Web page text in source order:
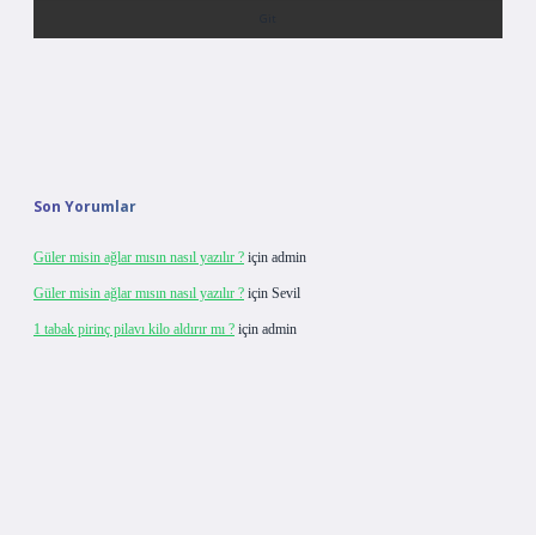
Son Yorumlar
Güler misin ağlar mısın nasıl yazılır ? için admin
Güler misin ağlar mısın nasıl yazılır ? için Sevil
1 tabak pirinç pilavı kilo aldırır mı ? için admin